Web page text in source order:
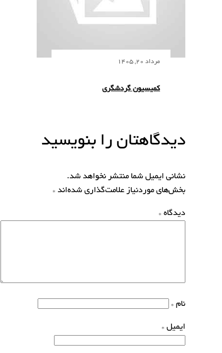
مرداد 20, 1405
کمیسیون گردشگری
دیدگاهتان را بنویسید
نشانی ایمیل شما منتشر نخواهد شد.
بخش‌های موردنیاز علامت‌گذاری شده‌اند *
دیدگاه *
نام *
ایمیل *